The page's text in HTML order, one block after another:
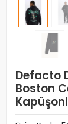
Defacto
Boston